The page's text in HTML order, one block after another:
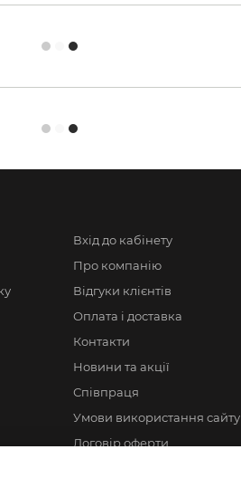
Вхід до кабінету
Про компанію
Відгуки клієнтів
Оплата і доставка
Контакти
Новини та акції
Співпраця
Умови використання сайту
Договір оферти